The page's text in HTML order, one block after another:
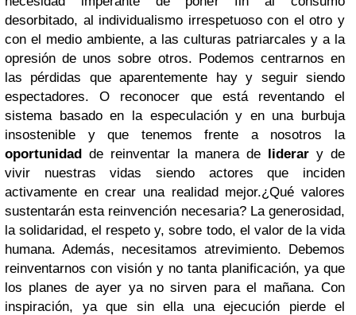
desorbitado, al individualismo irrespetuoso con el otro y
con el medio ambiente, a las culturas patriarcales y a la
opresión de unos sobre otros. Podemos centrarnos en
las pérdidas que aparentemente hay y seguir siendo
espectadores. O reconocer que está reventando el
sistema basado en la especulación y en una burbuja
insostenible y que tenemos frente a nosotros la
oportunidad de reinventar la manera de liderar y de
vivir nuestras vidas siendo actores que inciden
activamente en crear una realidad mejor.¿Qué valores
sustentarán esta reinvención necesaria? La generosidad,
la solidaridad, el respeto y, sobre todo, el valor de la vida
humana. Además, necesitamos atrevimiento. Debemos
reinventarnos con visión y no tanta planificación, ya que
los planes de ayer ya no sirven para el mañana. Con
inspiración, ya que sin ella una ejecución pierde el